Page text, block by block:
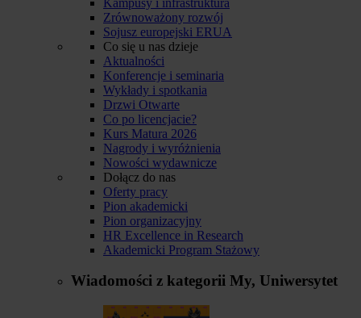
Zrównoważony rozwój
Sojusz europejski ERUA
Co się u nas dzieje
Aktualności
Konferencje i seminaria
Wykłady i spotkania
Drzwi Otwarte
Co po licencjacie?
Kurs Matura 2026
Nagrody i wyróżnienia
Nowości wydawnicze
Dołącz do nas
Oferty pracy
Pion akademicki
Pion organizacyjny
HR Excellence in Research
Akademicki Program Stażowy
Wiadomości z kategorii My, Uniwersytet